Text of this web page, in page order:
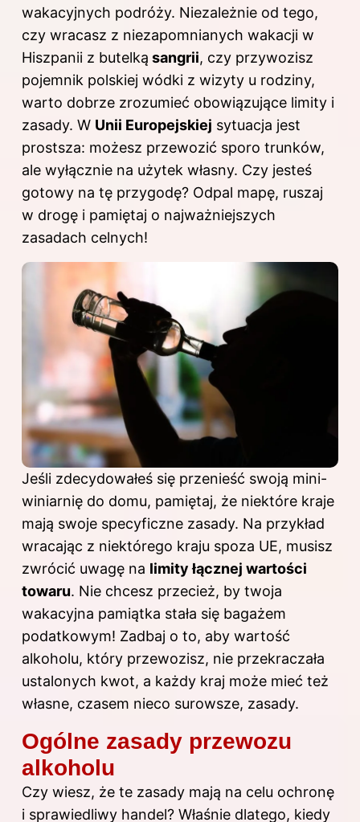
wakacyjnych podróży. Niezależnie od tego,
czy wracasz z niezapomnianych wakacji w
Hiszpanii z butelką sangrii, czy przywozisz
pojemnik polskiej wódki z wizyty u rodziny,
warto dobrze zrozumieć obowiązujące limity i
zasady. W Unii Europejskiej sytuacja jest
prostsza: możesz przewozić sporo trunków,
ale wyłącznie na użytek własny. Czy jesteś
gotowy na tę przygodę? Odpal mapę, ruszaj
w drogę i pamiętaj o najważniejszych
zasadach celnych!
Jeśli zdecydowałeś się przenieść swoją mini-
winiarnię do domu, pamiętaj, że niektóre kraje
mają swoje specyficzne zasady. Na przykład
wracając z niektórego kraju spoza UE, musisz
zwrócić uwagę na limity łącznej wartości
towaru. Nie chcesz przecież, by twoja
wakacyjna pamiątka stała się bagażem
podatkowym! Zadbaj o to, aby wartość
alkoholu, który przewozisz, nie przekraczała
ustalonych kwot, a każdy kraj może mieć też
własne, czasem nieco surowsze, zasady.
Ogólne zasady przewozu
alkoholu
Czy wiesz, że te zasady mają na celu ochronę
i sprawiedliwy handel? Właśnie dlatego, kiedy